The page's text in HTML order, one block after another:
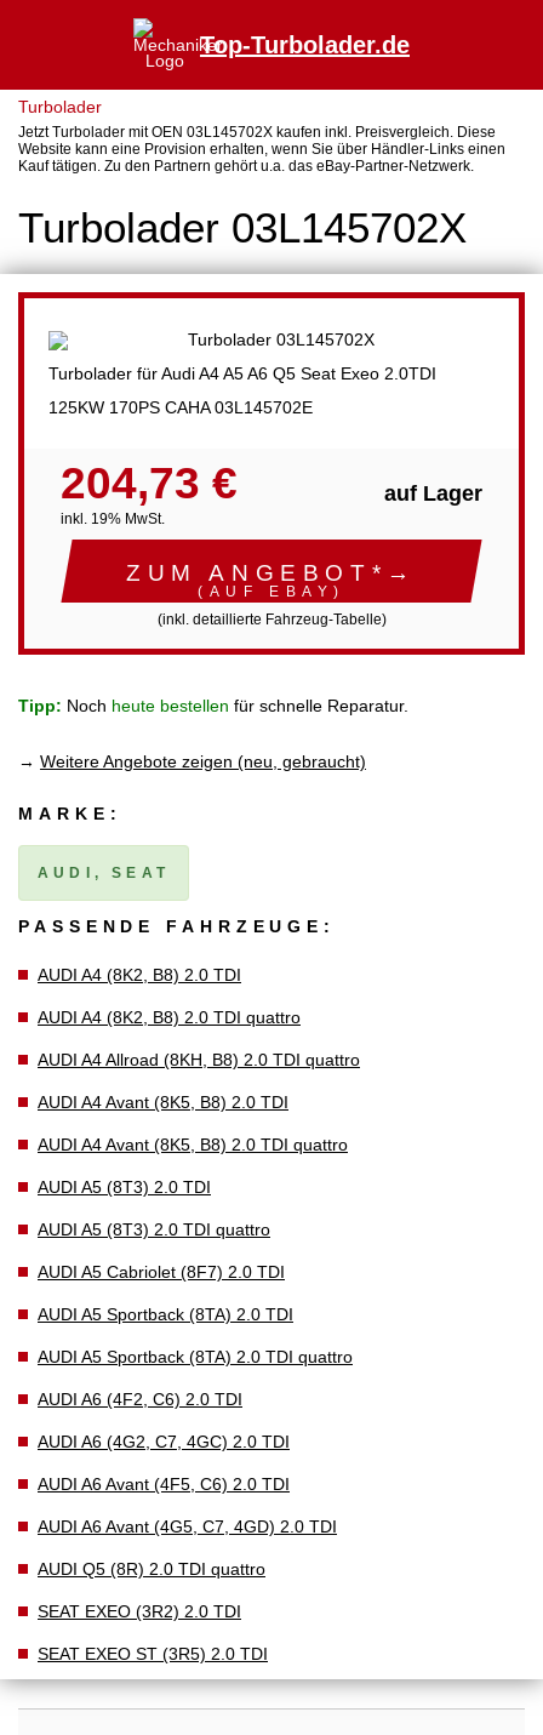
Top-Turbolader.de
Turbolader
Jetzt Turbolader mit OEN 03L145702X kaufen inkl. Preisvergleich. Diese
Website kann eine Provision erhalten, wenn Sie über Händler-Links einen
Kauf tätigen. Zu den Partnern gehört u.a. das eBay-Partner-Netzwerk.
Turbolader 03L145702X
Turbolader für Audi A4 A5 A6 Q5 Seat Exeo 2.0TDI
125KW 170PS CAHA 03L145702E
204,73 €
inkl. 19% MwSt.
auf Lager
ZUM ANGEBOT*→
(AUF EBAY)
(inkl. detaillierte Fahrzeug-Tabelle)
Tipp: Noch heute bestellen für schnelle Reparatur.
→ Weitere Angebote zeigen (neu, gebraucht)
MARKE:
AUDI, SEAT
PASSENDE FAHRZEUGE:
AUDI A4 (8K2, B8) 2.0 TDI
AUDI A4 (8K2, B8) 2.0 TDI quattro
AUDI A4 Allroad (8KH, B8) 2.0 TDI quattro
AUDI A4 Avant (8K5, B8) 2.0 TDI
AUDI A4 Avant (8K5, B8) 2.0 TDI quattro
AUDI A5 (8T3) 2.0 TDI
AUDI A5 (8T3) 2.0 TDI quattro
AUDI A5 Cabriolet (8F7) 2.0 TDI
AUDI A5 Sportback (8TA) 2.0 TDI
AUDI A5 Sportback (8TA) 2.0 TDI quattro
AUDI A6 (4F2, C6) 2.0 TDI
AUDI A6 (4G2, C7, 4GC) 2.0 TDI
AUDI A6 Avant (4F5, C6) 2.0 TDI
AUDI A6 Avant (4G5, C7, 4GD) 2.0 TDI
AUDI Q5 (8R) 2.0 TDI quattro
SEAT EXEO (3R2) 2.0 TDI
SEAT EXEO ST (3R5) 2.0 TDI